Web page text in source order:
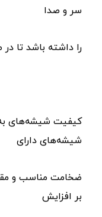
سر و صدا
را داشته باشد تا
کیفیت شیشه‌های به
شیشه‌های دارای
ضخامت مناسب و
بر افزایش